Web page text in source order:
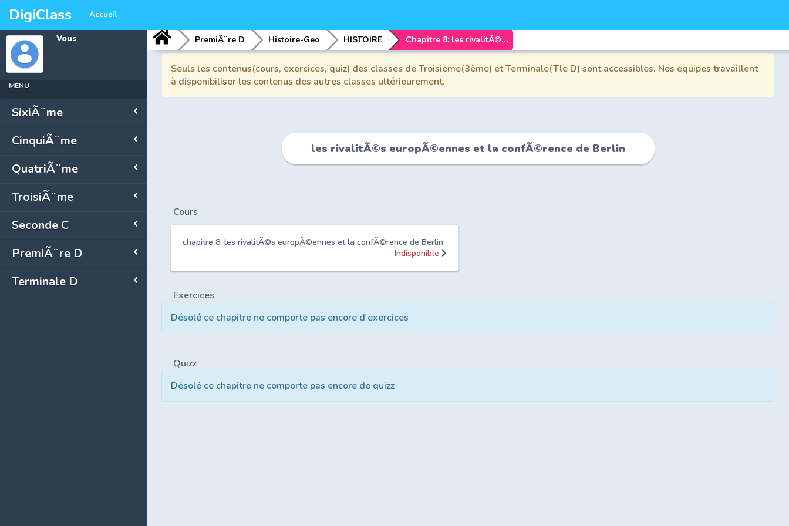
DigiClass Accueil
Vous
MENU
SixiÃ¨me
CinquiÃ¨me
QuatriÃ¨me
TroisiÃ¨me
Seconde C
PremiÃ¨re D
Terminale D
PremiÃ¨re D Histoire-Geo HISTOIRE Chapitre 8: les rivalitÃ©s europÃ©ennes et la confÃ©rence de Berlin
Seuls les contenus(cours, exercices, quiz) des classes de Troisième(3ème) et Terminale(Tle D) sont accessibles. Nos équipes travaillent
à disponibiliser les contenus des autres classes ultérieurement.
les rivalitÃ©s europÃ©ennes et la confÃ©rence de Berlin
Cours
chapitre 8: les rivalitÃ©s europÃ©ennes et la confÃ©rence de Berlin
Indisponible
Exercices
Désolé ce chapitre ne comporte pas encore d'exercices
Quizz
Désolé ce chapitre ne comporte pas encore de quizz